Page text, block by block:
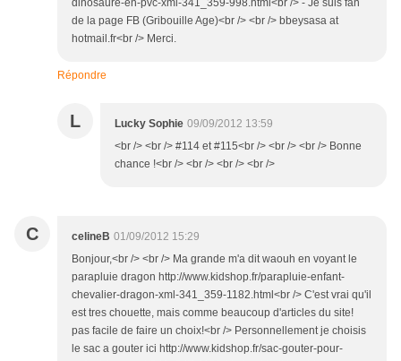
dinosaure-en-pvc-xml-341_359-998.html<br /> - Je suis fan
de la page FB (Gribouille Age)<br /> <br /> bbeysasa at
hotmail.fr<br /> Merci.
Répondre
L Lucky Sophie 09/09/2012 13:59
<br /> <br /> #114 et #115<br /> <br /> <br /> Bonne
chance !<br /> <br /> <br /> <br />
C celineB 01/09/2012 15:29
Bonjour,<br /> <br /> Ma grande m'a dit waouh en voyant le
parapluie dragon http://www.kidshop.fr/parapluie-enfant-
chevalier-dragon-xml-341_359-1182.html<br /> C'est vrai qu'il
est tres chouette, mais comme beaucoup d'articles du site!
pas facile de faire un choix!<br /> Personnellement je choisis
le sac a gouter ici http://www.kidshop.fr/sac-gouter-pour-